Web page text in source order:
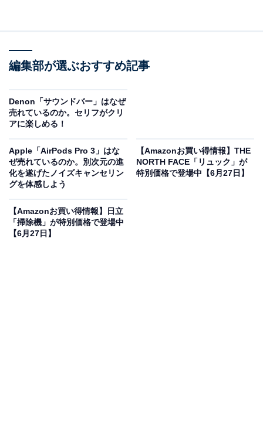
でApple初のアクティブノイズキャンセリングを搭載し
た完全ワイヤレスイヤホンです。H2チップ・適応型オー
空間オーディオ・ワイヤレス充電・「探す」対応を備
え、ANCオンで最大5時間・ケース込みで最大30時間の
再生が可能です。Amazonでの販売価格は税込2万9800円
編集部が選ぶおすすめ記事
Denon「サウンドバー」はなぜ
売れているのか。セリフがクリ
アに楽しめる！
Apple「AirPods Pro 3」はな
ぜ売れているのか。別次元の進
化を遂げたノイズキャンセリン
グを体感しよう
【Amazonお買い得情報】THE
NORTH FACE「リュック」が
特別価格で登場中【6月27日】
【Amazonお買い得情報】日立
「掃除機」が特別価格で登場中
【6月27日】